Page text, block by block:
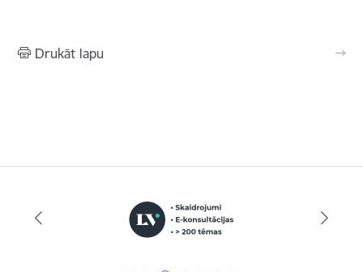
Drukāt lapu